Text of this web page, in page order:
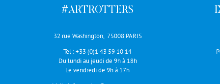
#ARTROTTERS
32 rue Washington, 75008 PARIS
Tel :+33 (0)1 43 59 10 14
Du lundi au jeudi de 9h à 18h
Le vendredi de 9h à 17h